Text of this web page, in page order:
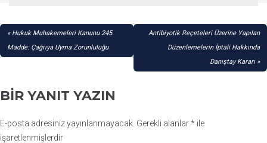
YAZI
GEZINMESI
Hukuk Muhakemeleri Kanunu 245.
Madde: Çağrıya Uyma Zorunluluğu
Antibiyotik Reçeteleri Üzerine Yapılan
Düzenlemelerin İptali Hakkında
Danıştay Kararı
BIR YANIT YAZIN
E-posta adresiniz yayınlanmayacak. Gerekli alanlar* ile
işaretlenmişlerdir